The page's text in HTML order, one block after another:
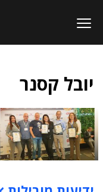
יובל קסנר